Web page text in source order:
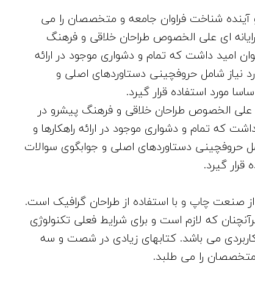
شناخت فراوان جامعه و متخصصان را می
رایانه ای علی الخصوص طراحان خلاقی و فرهنگ
امید داشت که تمام و دشواری موجود در ارائه
نیاز شامل حروفچینی دستاوردهای اصلی و
مورد استفاده قرار گیرد.
ای علی الخصوص طراحان خلاقی و فرهنگ پیشرو در
که تمام و دشواری موجود در ارائه راهکارها و
حروفچینی دستاوردهای اصلی و جوابگوی سوالات
گیرد.
صنعت چاپ و با استفاده از طراحان گرافیک است.
که لازم است و برای شرایط فعلی تکنولوژی
کاربردی می باشد. کتابهای زیادی در شصت و سه
را می طلبد.